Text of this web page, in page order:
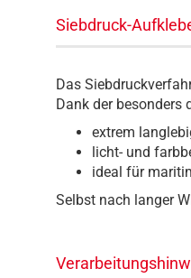
Siebdruck-
Das
Dank der besonders
extrem
licht- und
ideal für
Selbst nach langer